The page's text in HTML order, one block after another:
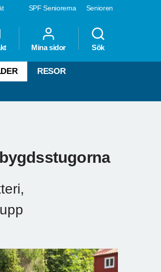
SPF Seniorerna Senioren
Mina sidor Sök
RESOR